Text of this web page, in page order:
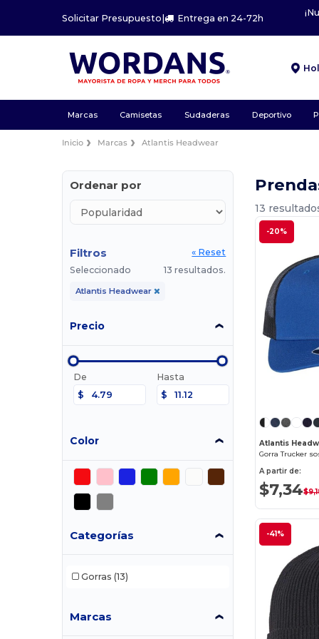
Solicitar Presupuesto| Entrega en 24-72h
Marcas Camisetas Sudaderas Deportivo
Inicio Marcas Atlantis Headwear
Ordenar por
Filtros
« Reset
Seleccionado
13 resultados.
Atlantis Headwear
Precio
De
$
Hasta
$
Color
Categorías
Gorras (13)
Marcas
13
-20%
Atlantis
Gorra Trucker
A partir de:
$7,34
-41%